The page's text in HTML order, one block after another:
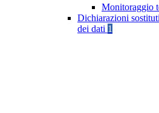
Monitoraggio
Dichiarazioni
dei dati 1